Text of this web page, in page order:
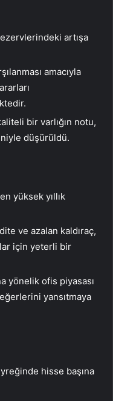
artışa
amacıyla
bir varlığın notu,
düşürüldü.
yüksek yıllık
ve azalan kaldıraç,
için yeterli bir
yönelik ofis piyasası
yansıtmaya
hisse başına